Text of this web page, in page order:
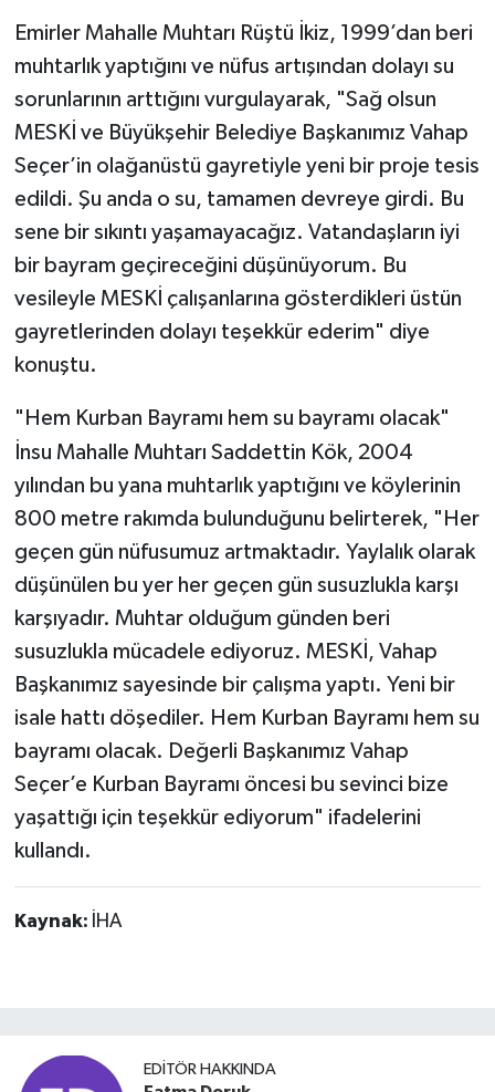
Emirler Mahalle Muhtarı Rüştü İkiz, 1999’dan beri
muhtarlık yaptığını ve nüfus artışından dolayı su
sorunlarının arttığını vurgulayarak, "Sağ olsun
MESKİ ve Büyükşehir Belediye Başkanımız Vahap
Seçer’in olağanüstü gayretiyle yeni bir proje tesis
edildi. Şu anda o su, tamamen devreye girdi. Bu
sene bir sıkıntı yaşamayacağız. Vatandaşların iyi
bir bayram geçireceğini düşünüyorum. Bu
vesileyle MESKİ çalışanlarına gösterdikleri üstün
gayretlerinden dolayı teşekkür ederim" diye
konuştu.
"Hem Kurban Bayramı hem su bayramı olacak"
İnsu Mahalle Muhtarı Saddettin Kök, 2004
yılından bu yana muhtarlık yaptığını ve köylerinin
800 metre rakımda bulunduğunu belirterek, "Her
geçen gün nüfusumuz artmaktadır. Yaylalık olarak
düşünülen bu yer her geçen gün susuzlukla karşı
karşıyadır. Muhtar olduğum günden beri
susuzlukla mücadele ediyoruz. MESKİ, Vahap
Başkanımız sayesinde bir çalışma yaptı. Yeni bir
isale hattı döşediler. Hem Kurban Bayramı hem su
bayramı olacak. Değerli Başkanımız Vahap
Seçer’e Kurban Bayramı öncesi bu sevinci bize
yaşattığı için teşekkür ediyorum" ifadelerini
kullandı.
Kaynak: İHA
EDITÖR HAKKINDA